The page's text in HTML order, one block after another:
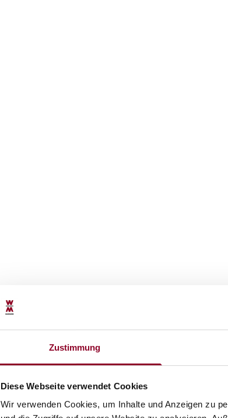
Zustimmung
Diese Webseite verwendet Cookies
Wir verwenden Cookies, um Inhalte und Anzeigen zu